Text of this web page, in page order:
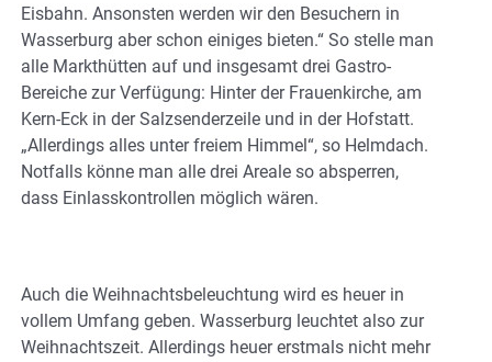
Eisbahn. Ansonsten werden wir den Besuchern in
Wasserburg aber schon einiges bieten.“ So stelle man
alle Markthütten auf und insgesamt drei Gastro-
Bereiche zur Verfügung: Hinter der Frauenkirche, am
Kern-Eck in der Salzsenderzeile und in der Hofstatt.
„Allerdings alles unter freiem Himmel“, so Helmdach.
Notfalls könne man alle drei Areale so absperren,
dass Einlasskontrollen möglich wären.
Auch die Weihnachtsbeleuchtung wird es heuer in
vollem Umfang geben. Wasserburg leuchtet also zur
Weihnachtszeit. Allerdings heuer erstmals nicht mehr